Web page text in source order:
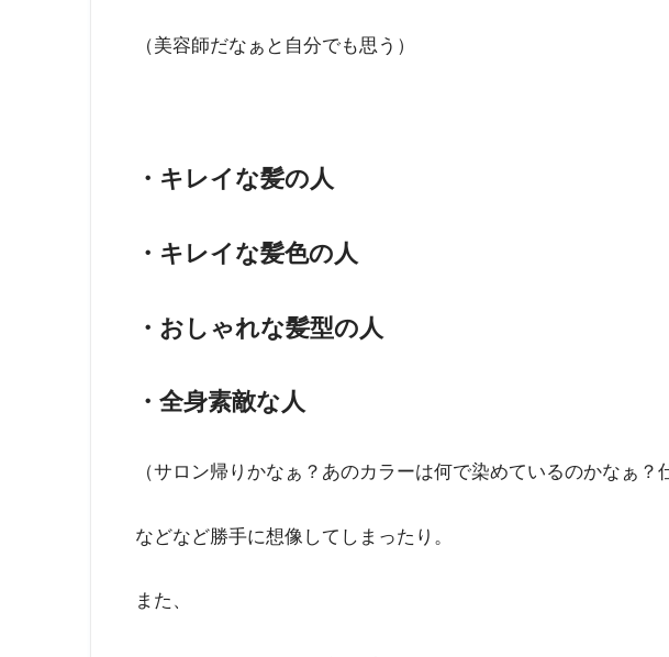
（美容師だなぁと自分でも思う）
・キレイな髪の人
・キレイな髪色の人
・おしゃれな髪型の人
・全身素敵な人
（サロン帰りかなぁ？あのカラーは何で染めているのかなぁ？
などなど勝手に想像してしまったり。
また、